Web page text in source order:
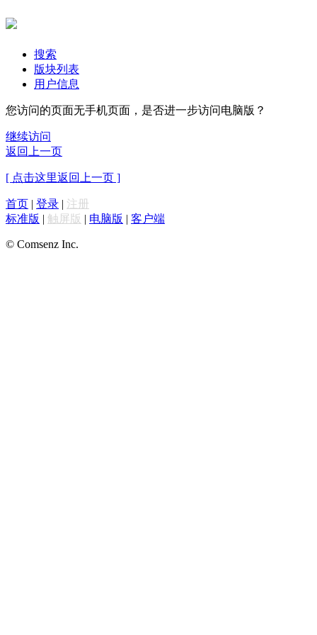
搜索
版块列表
用户信息
您访问的页面无手机页面，是否进一步访问电脑版？
继续访问
返回上一页
[ 点击这里返回上一页 ]
首页 | 登录 | 注册
标准版 | 触屏版 | 电脑版 | 客户端
© Comsenz Inc.